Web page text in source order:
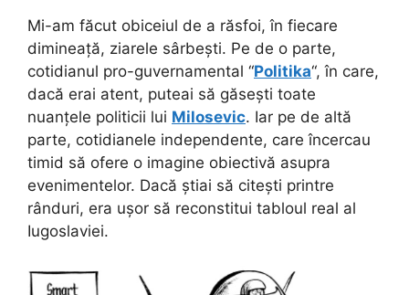
Mi-am făcut obiceiul de a răsfoi, în fiecare
dimineață, ziarele sârbești. Pe de o parte,
cotidianul pro-guvernamental “Politika“, în care,
dacă erai atent, puteai să găsești toate
nuanțele politicii lui Milosevic. Iar pe de altă
parte, cotidianele independente, care încercau
timid să ofere o imagine obiectivă asupra
evenimentelor. Dacă știai să citești printre
rânduri, era ușor să reconstitui tabloul real al
Iugoslaviei.